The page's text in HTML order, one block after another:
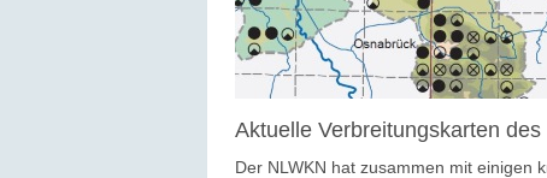
Aktuelle Verbreitungskarten des
Der NLWKN hat zusammen mit einigen